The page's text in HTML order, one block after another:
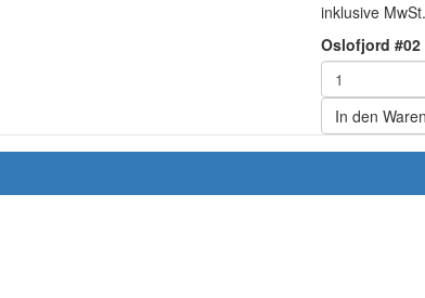
inklusive
Oslofjord #02
In den